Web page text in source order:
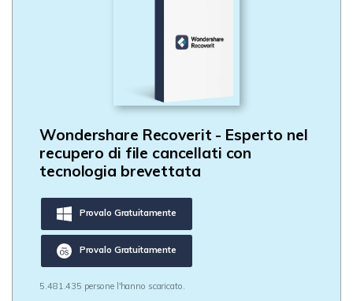
Wondershare Recoverit - Esperto nel
recupero di file cancellati con
tecnologia brevettata
Provalo Gratuitamente
Provalo Gratuitamente
5.481.435 persone l'hanno scaricato.